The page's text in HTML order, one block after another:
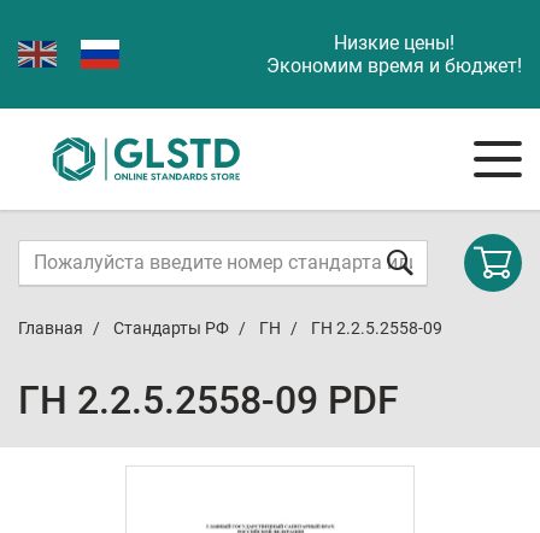
Низкие цены!
Экономим время и бюджет!
Главная Стандарты РФ ГН ГН 2.2.5.2558-09
ГН 2.2.5.2558-09 PDF